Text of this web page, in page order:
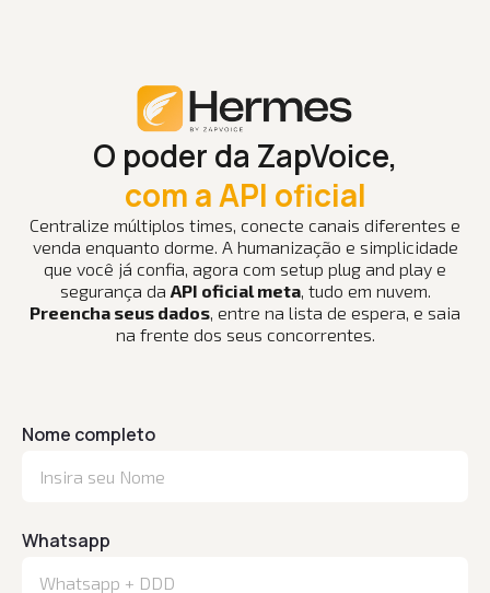
O poder da ZapVoice,
com a API oficial
Centralize múltiplos times, conecte canais diferentes e
venda enquanto dorme. A humanização e simplicidade
que você já confia, agora com setup plug and play e
segurança da API oficial meta, tudo em nuvem.
Preencha seus dados , entre na lista de espera, e saia
na frente dos seus concorrentes.
Nome completo
Whatsapp